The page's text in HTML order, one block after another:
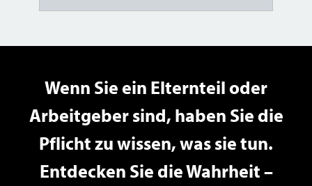
Wenn Sie ein Elternteil oder
Arbeitgeber sind, haben Sie die
Pflicht zu wissen, was sie tun.
Entdecken Sie die Wahrheit –